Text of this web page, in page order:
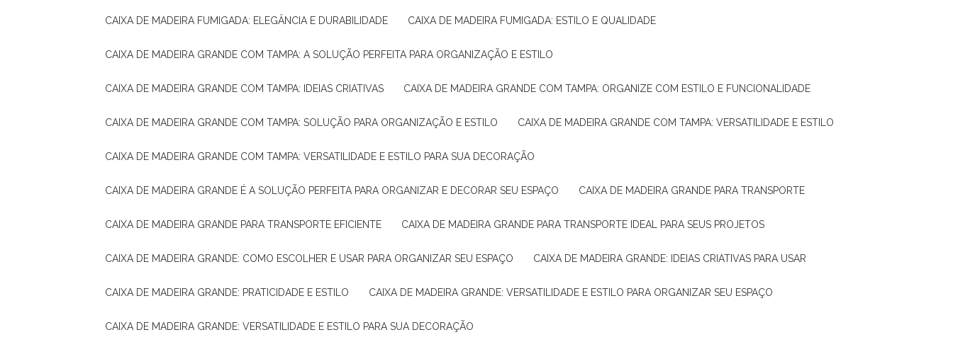
CAIXA DE MADEIRA FUMIGADA: ELEGÂNCIA E DURABILIDADE CAIXA DE MADEIRA FUMIGADA: ESTILO E QUALIDADE
CAIXA DE MADEIRA GRANDE COM TAMPA: A SOLUÇÃO PERFEITA PARA ORGANIZAÇÃO E ESTILO
CAIXA DE MADEIRA GRANDE COM TAMPA: IDEIAS CRIATIVAS CAIXA DE MADEIRA GRANDE COM TAMPA: ORGANIZE COM ESTILO E FUNCIONALIDADE
CAIXA DE MADEIRA GRANDE COM TAMPA: SOLUÇÃO PARA ORGANIZAÇÃO E ESTILO CAIXA DE MADEIRA GRANDE COM TAMPA: VERSATILIDADE E ESTILO
CAIXA DE MADEIRA GRANDE COM TAMPA: VERSATILIDADE E ESTILO PARA SUA DECORAÇÃO
CAIXA DE MADEIRA GRANDE É A SOLUÇÃO PERFEITA PARA ORGANIZAR E DECORAR SEU ESPAÇO CAIXA DE MADEIRA GRANDE PARA TRANSPORTE
CAIXA DE MADEIRA GRANDE PARA TRANSPORTE EFICIENTE CAIXA DE MADEIRA GRANDE PARA TRANSPORTE IDEAL PARA SEUS PROJETOS
CAIXA DE MADEIRA GRANDE: COMO ESCOLHER E USAR PARA ORGANIZAR SEU ESPAÇO CAIXA DE MADEIRA GRANDE: IDEIAS CRIATIVAS PARA USAR
CAIXA DE MADEIRA GRANDE: PRATICIDADE E ESTILO CAIXA DE MADEIRA GRANDE: VERSATILIDADE E ESTILO PARA ORGANIZAR SEU ESPAÇO
CAIXA DE MADEIRA GRANDE: VERSATILIDADE E ESTILO PARA SUA DECORAÇÃO